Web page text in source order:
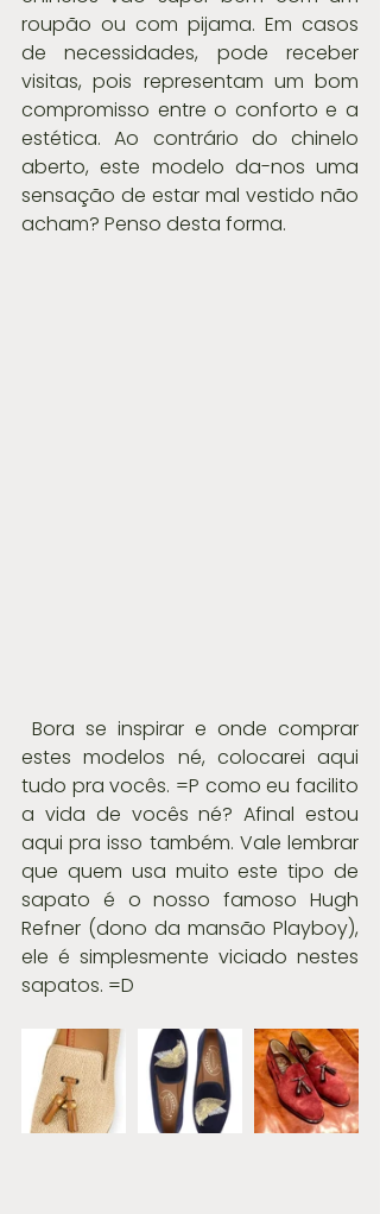
roupão ou com pijama. Em casos
de necessidades, pode receber
visitas, pois representam um bom
compromisso entre o conforto e a
estética. Ao contrário do chinelo
aberto, este modelo da-nos uma
sensação de estar mal vestido não
acham? Penso desta forma.
estes modelos né, colocarei aqui
tudo pra vocês. =P como eu facilito
a vida de vocês né? Afinal estou
aqui pra isso também. Vale lembrar
que quem usa muito este tipo de
sapato é o nosso famoso Hugh
Refner (dono da mansão Playboy),
ele é simplesmente viciado nestes
sapatos. =D